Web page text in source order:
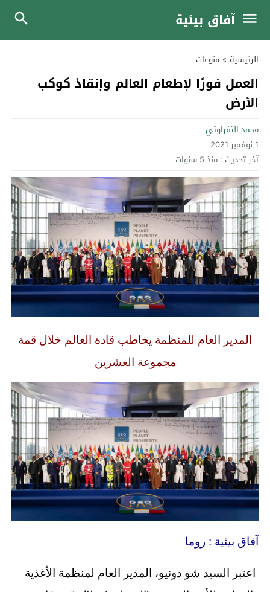
آفاق بيئية
الرئيسية » منوعات
العمل فورًا لإطعام العالم وإنقاذ كوكب
الأرض
محمد التفراوتي
1 نوفمبر 2021
آخر تحديث : منذ 5 سنوات
المدير العام للمنظمة يخاطب قادة العالم خلال قمة
مجموعة العشرين
آفاق بيئية : روما
اعتبر السيد شو دونيو، المدير العام لمنظمة الأغذية